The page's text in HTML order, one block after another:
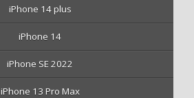
iPhone 14 plus
iPhone 14
iPhone SE 2022
iPhone 13 Pro Max